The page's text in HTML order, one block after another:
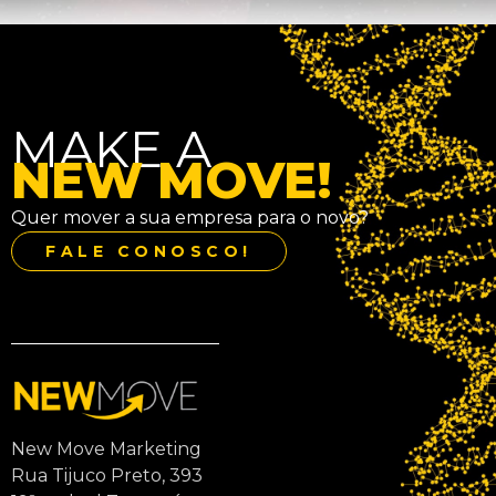
MAKE A
NEW MOVE!
Quer mover a sua empresa para o novo?
FALE CONOSCO!
New Move Marketing
Rua Tijuco Preto, 393